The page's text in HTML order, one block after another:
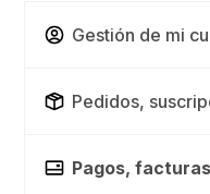
Gestión de mi
Pedidos,
Pagos,